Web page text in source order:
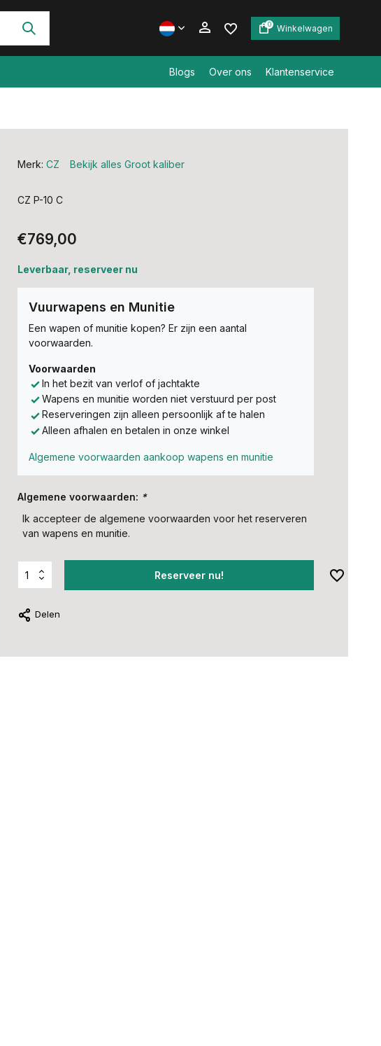
0 Winkelwagen
Blogs Over ons Klantenservice
Merk: CZ Bekijk alles Groot kaliber
CZ P-10 C
€769,00
Leverbaar, reserveer nu
Vuurwapens en Munitie
Een wapen of munitie kopen? Er zijn een aantal
voorwaarden.
Voorwaarden
In het bezit van verlof of jachtakte
Wapens en munitie worden niet verstuurd per post
Reserveringen zijn alleen persoonlijk af te halen
Alleen afhalen en betalen in onze winkel
Algemene voorwaarden aankoop wapens en munitie
Algemene voorwaarden: *
Ik accepteer de algemene voorwaarden voor het reserveren
van wapens en munitie.
Reserveer nu!
Delen